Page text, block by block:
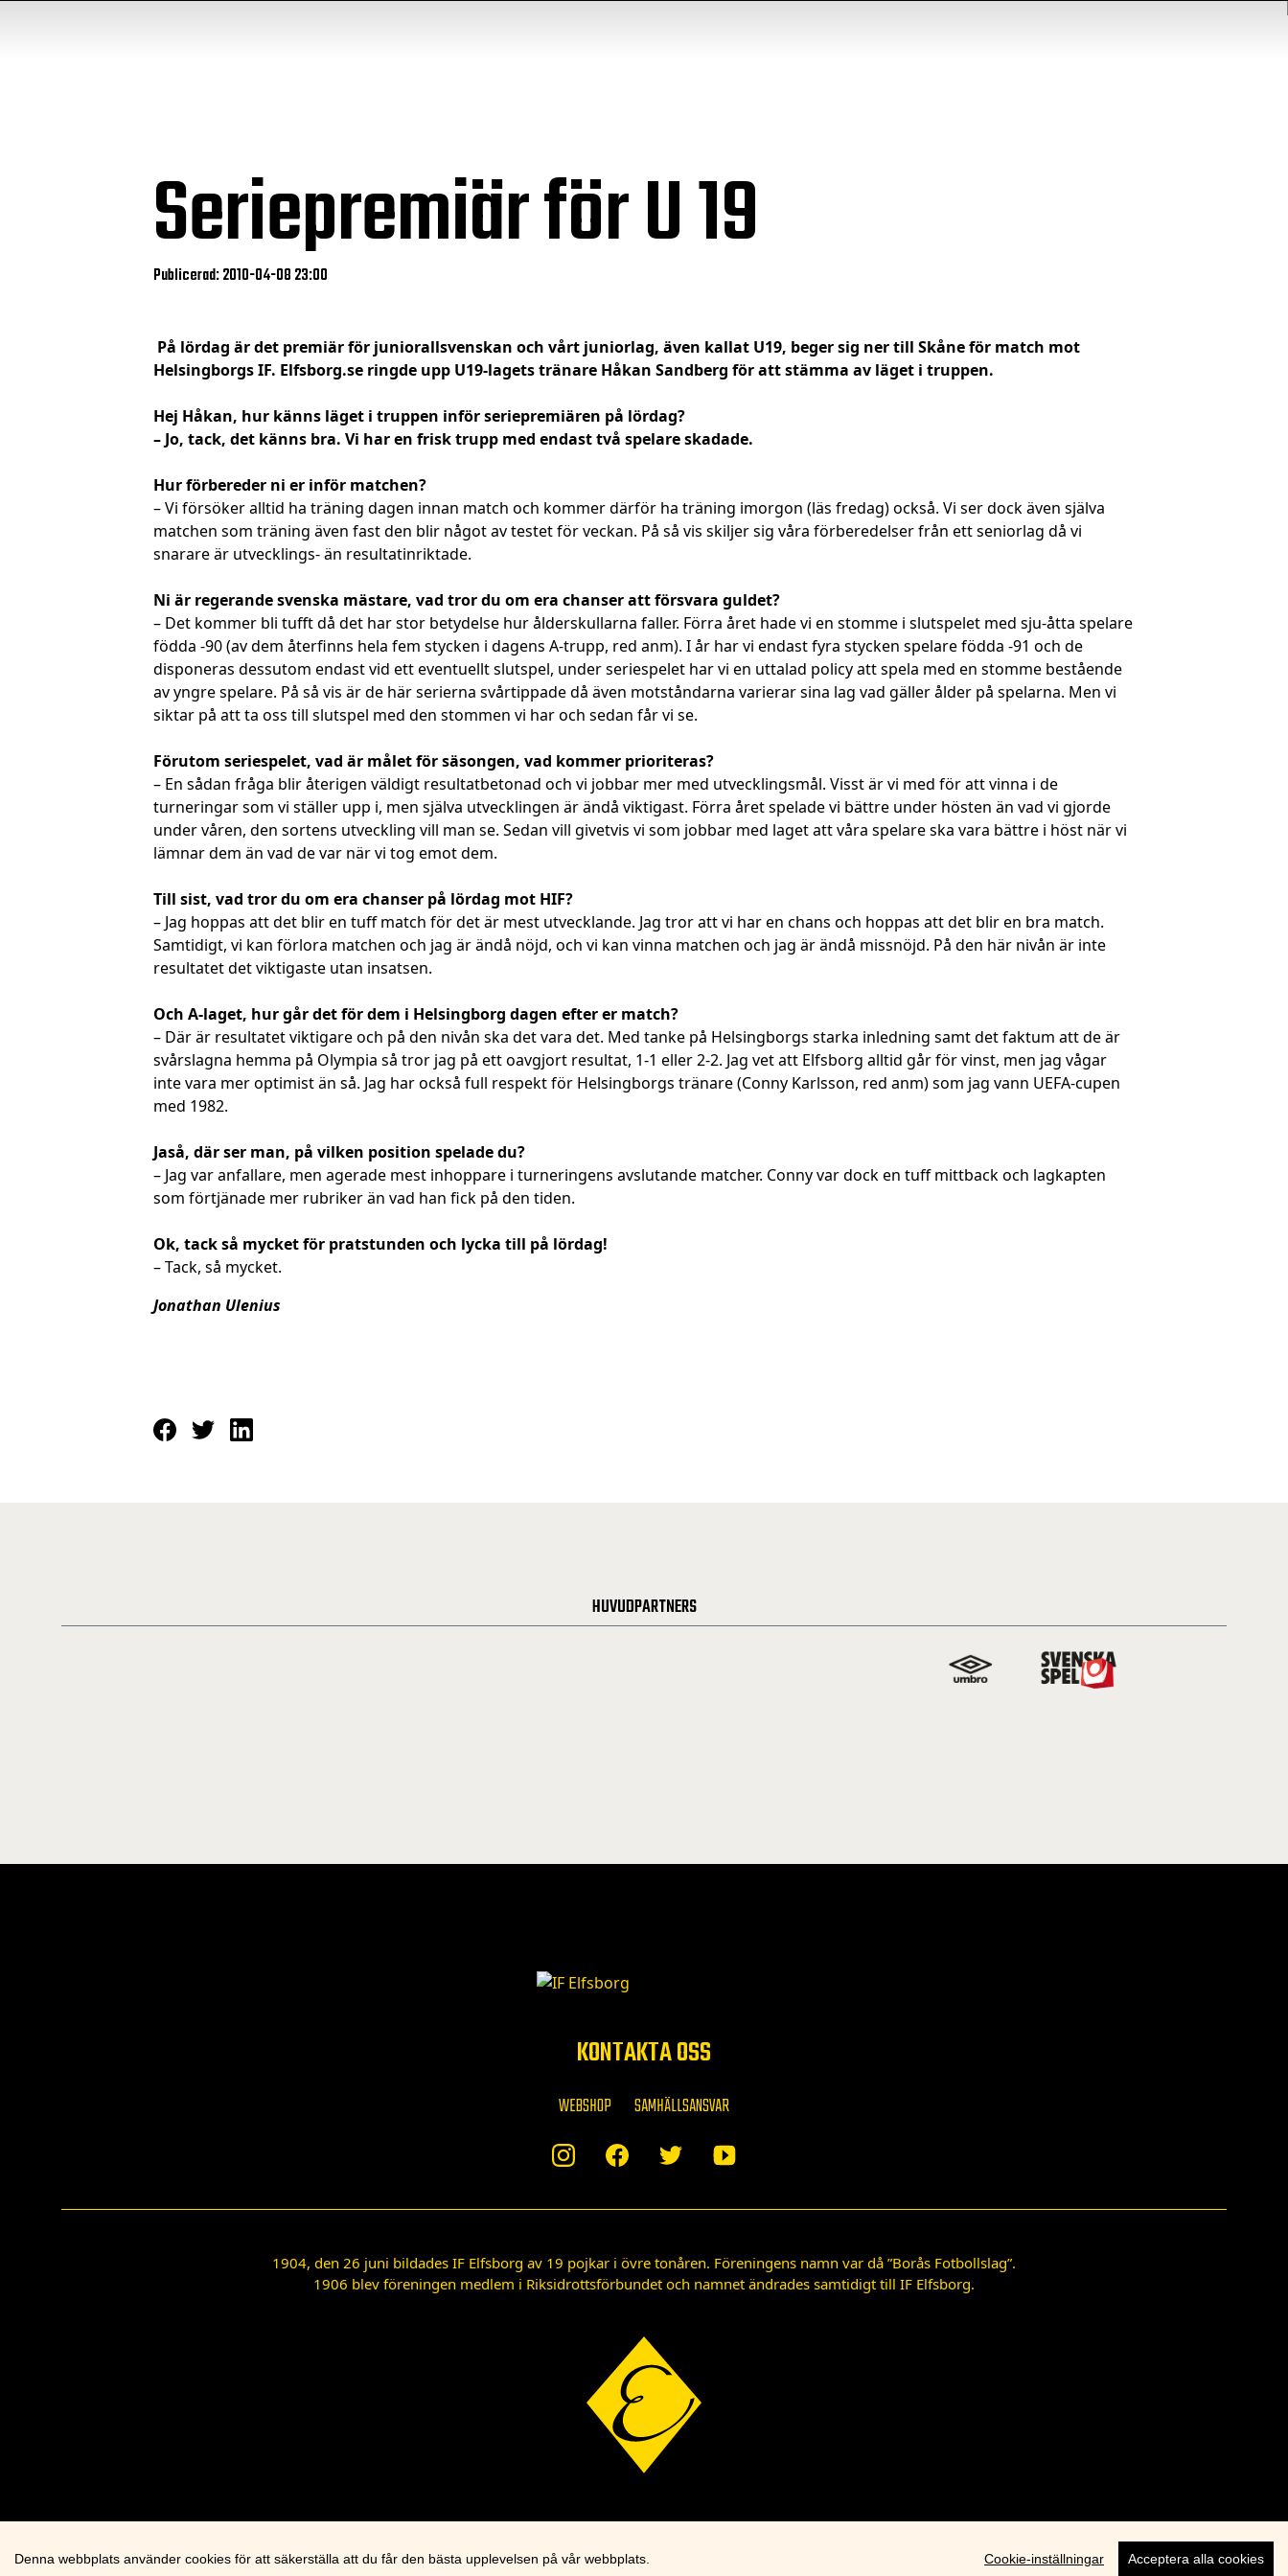
Seriepremiär för U 19
Publicerad: 2010-04-08 23:00
På lördag är det premiär för juniorallsvenskan och vårt juniorlag, även kallat U19, beger sig ner till Skåne för match mot
Helsingborgs IF. Elfsborg.se ringde upp U19-lagets tränare Håkan Sandberg för att stämma av läget i truppen.
Hej Håkan, hur känns läget i truppen inför seriepremiären på lördag?
– Jo, tack, det känns bra. Vi har en frisk trupp med endast två spelare skadade.
Hur förbereder ni er inför matchen?
– Vi försöker alltid ha träning dagen innan match och kommer därför ha träning imorgon (läs fredag) också. Vi ser dock även själva
matchen som träning även fast den blir något av testet för veckan. På så vis skiljer sig våra förberedelser från ett seniorlag då vi
snarare är utvecklings- än resultatinriktade.
Ni är regerande svenska mästare, vad tror du om era chanser att försvara guldet?
– Det kommer bli tufft då det har stor betydelse hur ålderskullarna faller. Förra året hade vi en stomme i slutspelet med sju-åtta spelare
födda -90 (av dem återfinns hela fem stycken i dagens A-trupp, red anm). I år har vi endast fyra stycken spelare födda -91 och de
disponeras dessutom endast vid ett eventuellt slutspel, under seriespelet har vi en uttalad policy att spela med en stomme bestående
av yngre spelare. På så vis är de här serierna svårtippade då även motståndarna varierar sina lag vad gäller ålder på spelarna. Men vi
siktar på att ta oss till slutspel med den stommen vi har och sedan får vi se.
Förutom seriespelet, vad är målet för säsongen, vad kommer prioriteras?
– En sådan fråga blir återigen väldigt resultatbetonad och vi jobbar mer med utvecklingsmål. Visst är vi med för att vinna i de
turneringar som vi ställer upp i, men själva utvecklingen är ändå viktigast. Förra året spelade vi bättre under hösten än vad vi gjorde
under våren, den sortens utveckling vill man se. Sedan vill givetvis vi som jobbar med laget att våra spelare ska vara bättre i höst när vi
lämnar dem än vad de var när vi tog emot dem.
Till sist, vad tror du om era chanser på lördag mot HIF?
– Jag hoppas att det blir en tuff match för det är mest utvecklande. Jag tror att vi har en chans och hoppas att det blir en bra match.
Samtidigt, vi kan förlora matchen och jag är ändå nöjd, och vi kan vinna matchen och jag är ändå missnöjd. På den här nivån är inte
resultatet det viktigaste utan insatsen.
Och A-laget, hur går det för dem i Helsingborg dagen efter er match?
– Där är resultatet viktigare och på den nivån ska det vara det. Med tanke på Helsingborgs starka inledning samt det faktum att de är
svårslagna hemma på Olympia så tror jag på ett oavgjort resultat, 1-1 eller 2-2. Jag vet att Elfsborg alltid går för vinst, men jag vågar
inte vara mer optimist än så. Jag har också full respekt för Helsingborgs tränare (Conny Karlsson, red anm) som jag vann UEFA-cupen
med 1982.
Jaså, där ser man, på vilken position spelade du?
– Jag var anfallare, men agerade mest inhoppare i turneringens avslutande matcher. Conny var dock en tuff mittback och lagkapten
som förtjänade mer rubriker än vad han fick på den tiden.
Ok, tack så mycket för pratstunden och lycka till på lördag!
– Tack, så mycket.
Jonathan Ulenius
HUVUDPARTNERS
KONTAKTA OSS
WEBSHOP SAMHÄLLSANSVAR
1904, den 26 juni bildades IF Elfsborg av 19 pojkar i övre tonåren. Föreningens namn var då ”Borås Fotbollslag”.
1906 blev föreningen medlem i Riksidrottsförbundet och namnet ändrades samtidigt till IF Elfsborg.
Denna webbplats använder cookies för att säkerställa att du får den bästa upplevelsen på vår webbplats. Cookie-inställningar Acceptera alla cookies